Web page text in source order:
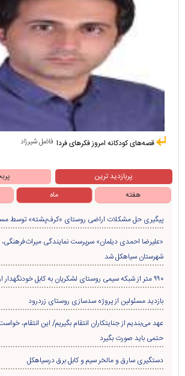
فاضل شیرزاد قصه‌های کودکانه امروز فکرهای فردا
پربازدید ترین
هفته
ماه
پیگیری حل مشکلات اراضی روستای «کرف‌پشته» توسط
«علیرضا احمدی دیلمان» سرپرست نمایندگی
شهرستان سیاهکل شد
۹۹۰ متر از شبکه سیمی روستای لشکریان به کابل خودنگهدار ارتقاء یافت
بازدید مسئولین از پروژه سدسازی روستای زردرود
عهد می‌بندیم از جنایتکاران انتقام بگیریم/ این انتقام،
حتمی باید صورت بگیرد
دستگیری سارق و مالخر سیم و کابل برق درسیاهکل